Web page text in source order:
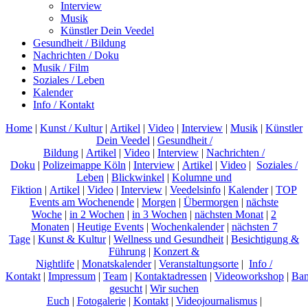
Interview
Musik
Künstler Dein Veedel
Gesundheit / Bildung
Nachrichten / Doku
Musik / Film
Soziales / Leben
Kalender
Info / Kontakt
Home | Kunst / Kultur| Artikel | Video | Interview | Musik | Künstler
Dein Veedel | Gesundheit /
Bildung | Artikel | Video | Interview | Nachrichten /
Doku | Polizeimappe Köln | Interview | Artikel | Video | Soziales /
Leben | Blickwinkel | Kolumne und
Fiktion | Artikel | Video | Interview | Veedelsinfo | Kalender| TOP
Events am Wochenende | Morgen | Übermorgen | nächste
Woche | in 2 Wochen | in 3 Wochen | nächsten Monat | 2
Monaten | Heutige Events| Wochenkalender| nächsten 7
Tage | Kunst & Kultur| Wellness und Gesundheit | Besichtigung &
Führung | Konzert &
Nightlife | Monatskalender| Veranstaltungsorte | Info /
Kontakt | Impressum | Team | Kontaktadressen | Videoworkshop |
gesucht | Wir suchen
Euch | Fotogalerie| Kontakt| Videojournalismus|